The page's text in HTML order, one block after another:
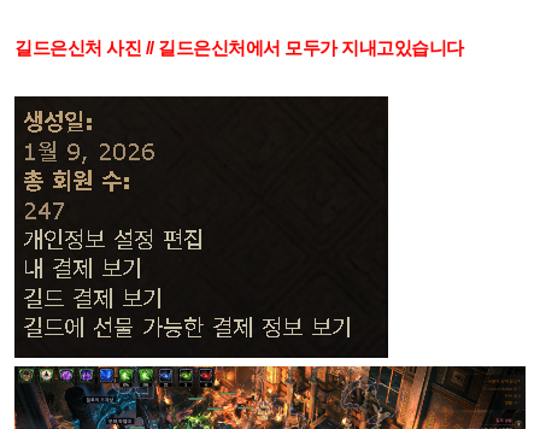
길드은신처 사진 // 길드은신처에서 모두가 지내고있습니다